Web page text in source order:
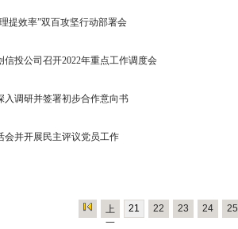
提效率”双百攻坚行动部署会
投公司召开2022年重点工作调度会
入调研并签署初步合作意向书
会并开展民主评议党员工作
上
一
21 22 23 24 25